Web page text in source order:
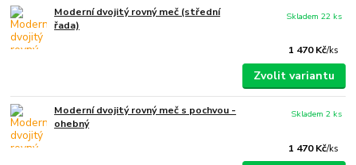
Moderní dvojitý rovný meč (střední
řada)
1 470 Kč/ks
Skladem 22 ks
Zvolit variantu
Moderní dvojitý rovný meč s pochvou -
ohebný
1 470 Kč/ks
Skladem 2 ks